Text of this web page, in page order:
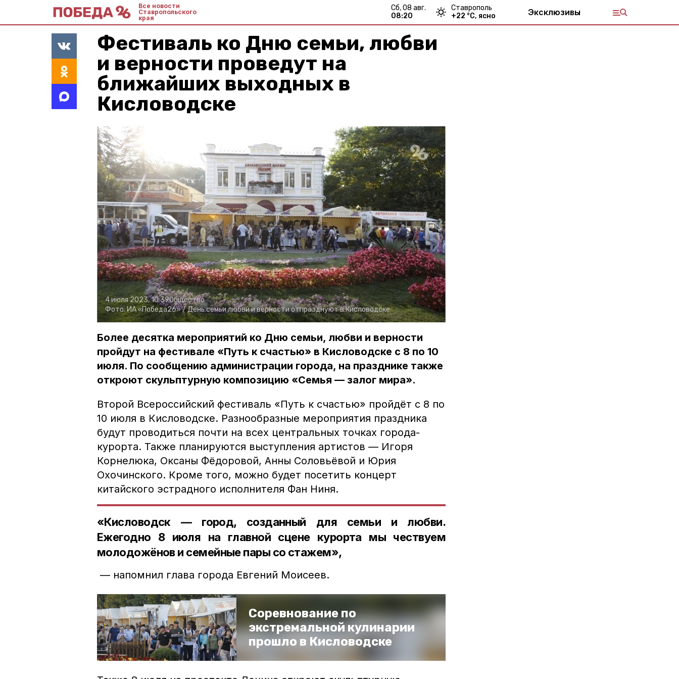
Все новости
Ставропольского
края
сб, 08 авг.
08:20
Ставрополь
+22 °С, ясно Эксклюзивы
Фестиваль ко Дню семьи, любви
и верности проведут на
ближайших выходных в
Кисловодске
4 июля 2023, 10:39Общество
Фото:ИА «Победа26» /День семьи любви и верности отпразднуют в Кисловодске
Более десятка мероприятий ко Дню семьи, любви и верности
пройдут на фестивале «Путь к счастью» в Кисловодске с 8 по 10
июля. По сообщению администрации города, на празднике также
откроют скульптурную композицию «Семья — залог мира».
Второй Всероссийский фестиваль «Путь к счастью» пройдёт с 8 по
10 июля в Кисловодске. Разнообразные мероприятия праздника
будут проводиться почти на всех центральных точках города-
курорта. Также планируются выступления артистов — Игоря
Корнелюка, Оксаны Фёдоровой, Анны Соловьёвой и Юрия
Охочинского. Кроме того, можно будет посетить концерт
китайского эстрадного исполнителя Фан Ниня.
«Кисловодск — город, созданный для семьи и любви.
Ежегодно 8 июля на главной сцене курорта мы чествуем
молодожёнов и семейные пары со стажем»,
— напомнил глава города Евгений Моисеев.
Соревнование по
экстремальной кулинарии
прошло в Кисловодске